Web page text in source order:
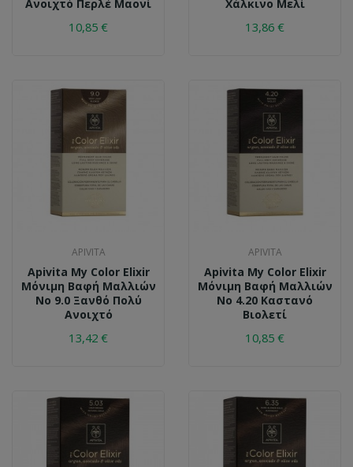
Ανοιχτό Περλέ Μαονί
10,85 €
Χάλκινο Μελί
13,86 €
APIVITA
Apivita My Color Elixir
Μόνιμη Βαφή Μαλλιών
No 9.0 Ξανθό Πολύ
Ανοιχτό
13,42 €
APIVITA
Apivita My Color Elixir
Μόνιμη Βαφή Μαλλιών
No 4.20 Καστανό
Βιολετί
10,85 €